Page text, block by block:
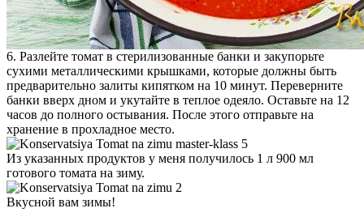
6. Разлейте томат в стерилизованные банки и закупорьте
сухими металлическими крышками, которые должны быть
предварительно залиты кипятком на 10 минут. Переверните
банки вверх дном и укутайте в теплое одеяло. Оставьте на 12
часов до полного остывания. После этого отправьте на
хранение в прохладное место.
Из указанных продуктов у меня получилось 1 л 900 мл
готового томата на зиму.
Вкусной вам зимы!